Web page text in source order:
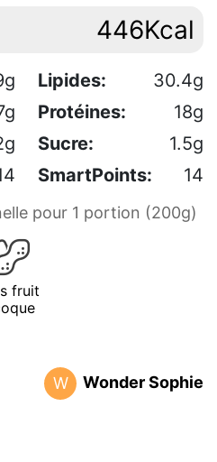
446Kcal
Lipides:
30.4g
Protéines:
18g
Sucre:
1.5g
SmartPoints: 14
pour 1 portion (200g)
fruit
W Wonder Sophie